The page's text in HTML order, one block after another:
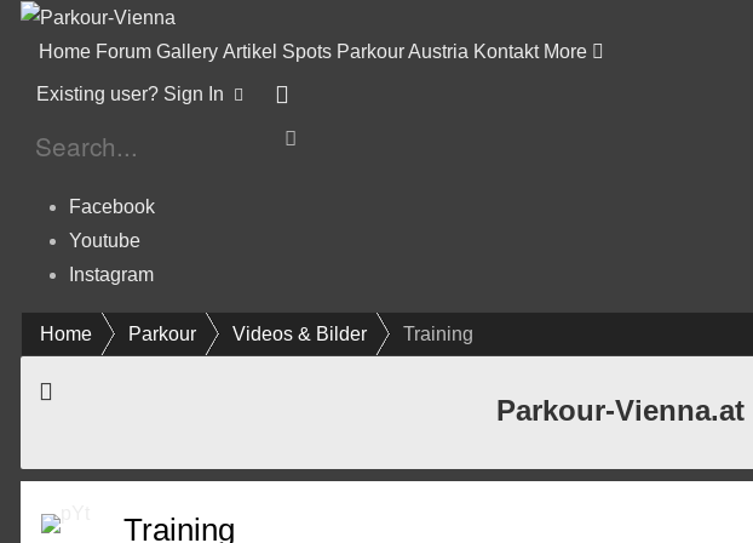
Home Forum Gallery Artikel Spots Parkour Austria Kontakt More
Existing user? Sign In
Facebook
Youtube
Instagram
Home Parkour Videos & Bilder Training
Parkour-Vienna.at
Training